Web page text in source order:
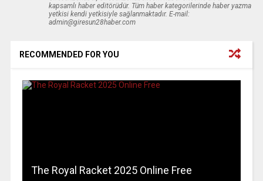
kapsamlı haber editörüdür. Tüm haber kategorilerinde haber yazma
yetkisi kendi yetkisiyle sağlanmaktadır. E-mail:
admin@giresun28haber.com
RECOMMENDED FOR YOU
The Royal Racket 2025 Online Free